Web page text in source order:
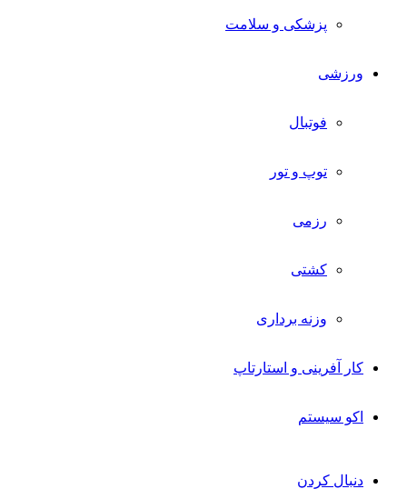
پزشکی و سلامت
ورزشی
فوتبال
توپ و تور
رزمی
کشتی
وزنه برداری
کار آفرینی و استارتاپ
اکو سیستم
دنبال کردن